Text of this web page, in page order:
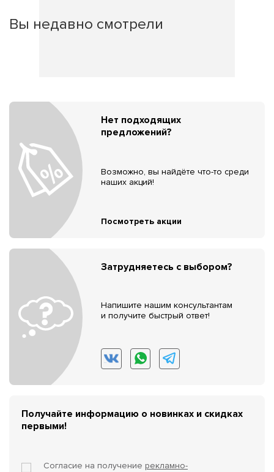
Вы недавно смотрели
Нет подходящих
предложений?
Возможно, вы найдёте что-то среди
наших акций!
Посмотреть акции
Затрудняетесь с выбором?
Напишите нашим консультантам
и получите быстрый ответ!
Получайте информацию о новинках и скидках
первыми!
Согласие на получение рекламно-